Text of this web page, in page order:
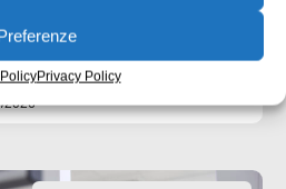
Privacy Policy
officina e coordinatore di
delle non
2026